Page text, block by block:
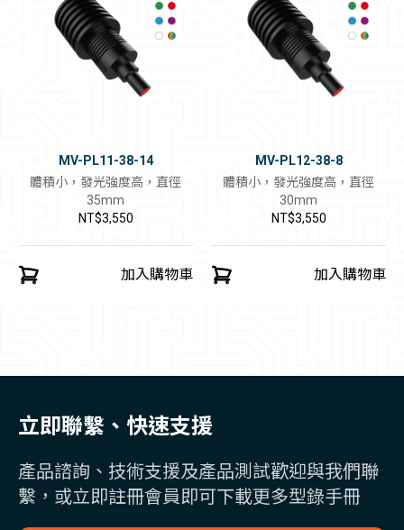
MV-PL11-38-14
體積小，發光強度高，直徑
35mm
NT$3,550
加入購物車
MV-PL12-38-8
體積小，發光強度高，直徑
30mm
NT$3,550
加入購物車
立即聯繫、快速支援
產品諮詢、技術支援及產品測試歡迎與我們聯
繫，或立即註冊會員即可下載更多型錄手冊